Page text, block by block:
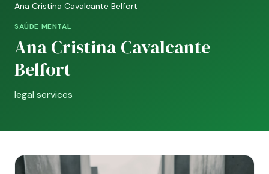
Ana Cristina Cavalcante Belfort
SAÚDE MENTAL
Ana Cristina Cavalcante
Belfort
legal services